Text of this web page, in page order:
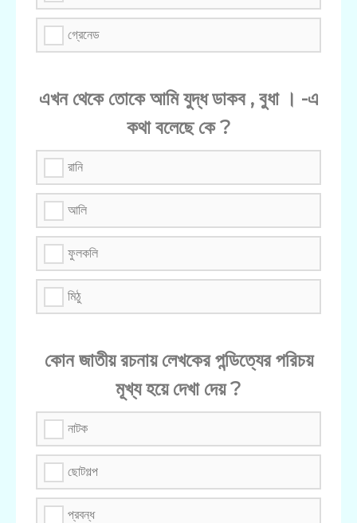
গ্রেনেড
এখন থেকে তোকে আমি যুদ্ধ ডাকব , বুধা । -এ
কথা বলেছে কে ?
রানি
আলি
ফুলকলি
মিঠু
কোন জাতীয় রচনায় লেখকের পন্ডিত্যের পরিচয়
মূখ্য হয়ে দেখা দেয় ?
নাটক
ছোটগল্প
প্রবন্ধ